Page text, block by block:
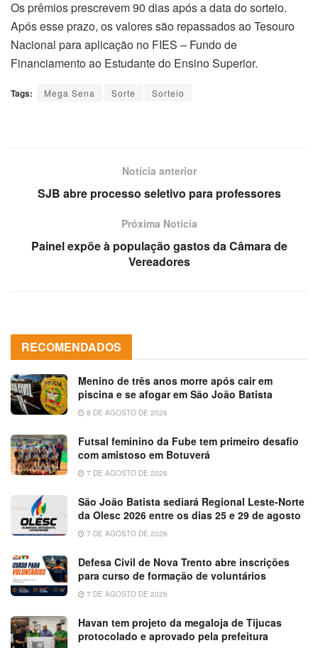
Os prêmios prescrevem 90 dias após a data do sorteio.
Após esse prazo, os valores são repassados ao Tesouro
Nacional para aplicação no FIES – Fundo de
Financiamento ao Estudante do Ensino Superior.
Tags: Mega Sena Sorte Sorteio
Notícia anterior
SJB abre processo seletivo para professores
Próxima Notícia
Painel expõe à população gastos da Câmara de
Vereadores
RECOMENDADOS
Menino de três anos morre após cair em
piscina e se afogar em São João Batista
8 DE AGOSTO DE 2026
Futsal feminino da Fube tem primeiro desafio
com amistoso em Botuverá
7 DE AGOSTO DE 2026
São João Batista sediará Regional Leste-Norte
da Olesc 2026 entre os dias 25 e 29 de agosto
7 DE AGOSTO DE 2026
Defesa Civil de Nova Trento abre inscrições
para curso de formação de voluntários
7 DE AGOSTO DE 2026
Havan tem projeto da megaloja de Tijucas
protocolado e aprovado pela prefeitura